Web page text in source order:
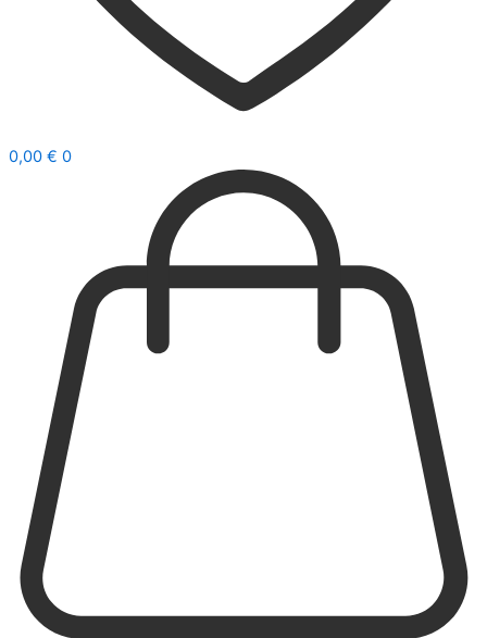
0,00 € 0